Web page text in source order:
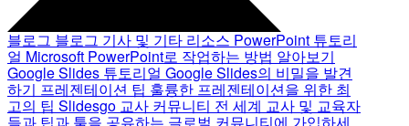
블로그 블로그 기사 및 기타 리소스 PowerPoint 튜토리
얼 Microsoft PowerPoint로 작업하는 방법 알아보기
Google Slides 튜토리얼 Google Slides의 비밀을 발견
하기 프레젠테이션 팁 훌륭한 프레젠테이션을 위한 최
고의 팁 Slidesgo 교사 커뮤니티 전 세계 교사 및 교육자